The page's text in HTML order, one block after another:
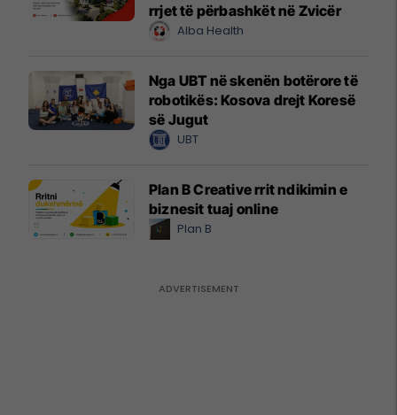
rrjet të përbashkët në Zvicër
Alba Health
Nga UBT në skenën botërore të
robotikës: Kosova drejt Koresë
së Jugut
UBT
Plan B Creative rrit ndikimin e
biznesit tuaj online
Plan B